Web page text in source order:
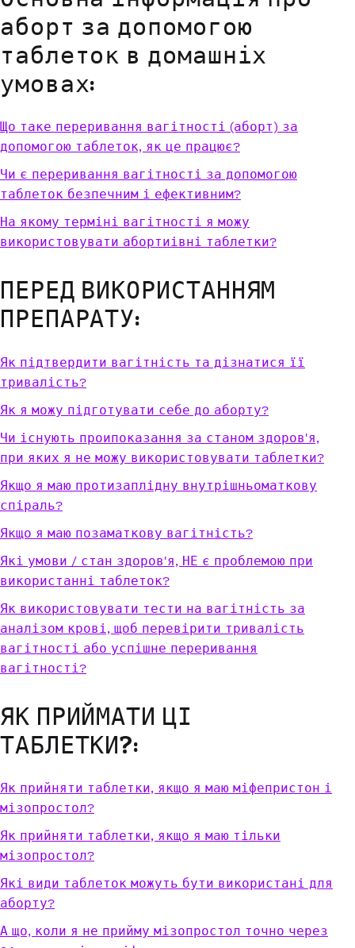
аборт за допомогою
таблеток в домашніх
умовах:
Що таке переривання вагітності (аборт) за
допомогою таблеток, як це працює?
Чи є переривання вагітності за допомогою
таблеток безпечним і ефективним?
На якому терміні вагітності я можу
використовувати абортиівні таблетки?
ПЕРЕД ВИКОРИСТАННЯМ
ПРЕПАРАТУ:
Як підтвердити вагітність та дізнатися її
тривалість?
Як я можу підготувати себе до аборту?
Чи існують проипоказання за станом здоров'я,
при яких я не можу використовувати таблетки?
Якщо я маю протизаплідну внутрішньоматкову
спіраль?
Якщо я маю позаматкову вагітність?
Які умови / стан здоров'я, НЕ є проблемою при
використанні таблеток?
Як використовувати тести на вагітність за
аналізом крові, щоб перевірити тривалість
вагітності або успішне переривання
вагітності?
ЯК ПРИЙМАТИ ЦІ
ТАБЛЕТКИ?:
Як прийняти таблетки, якщо я маю міфепристон і
мізопростол?
Як прийняти таблетки, якщо я маю тільки
мізопростол?
Які види таблеток можуть бути використані для
аборту?
А що, коли я не прийму мізопростол точно через